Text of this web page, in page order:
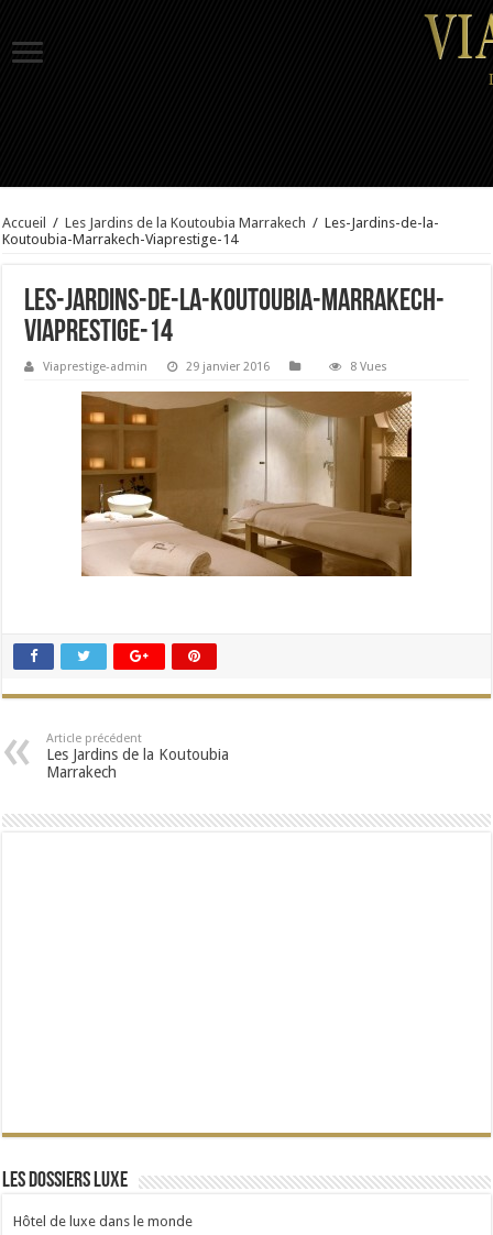
Accueil / Les Jardins de la Koutoubia Marrakech / Les-Jardins-de-la-
Koutoubia-Marrakech-Viaprestige-14
Les-Jardins-de-la-Koutoubia-Marrakech-
Viaprestige-14
Viaprestige-admin 29 janvier 2016 8 Vues
Article précédent
Les Jardins de la Koutoubia
Marrakech
Les dossiers Luxe
Hôtel de luxe dans le monde